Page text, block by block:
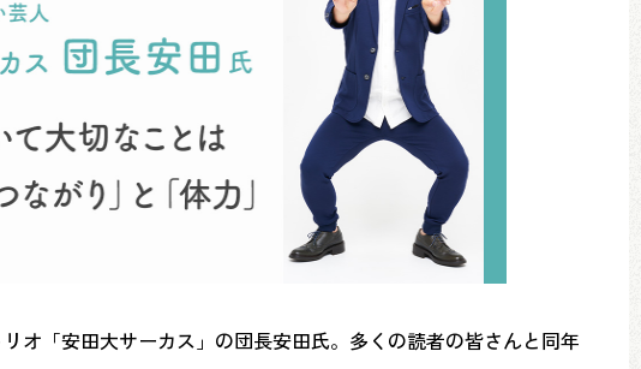
オ「安田大サーカス」の団長安田氏。多くの読者の皆さんと同年